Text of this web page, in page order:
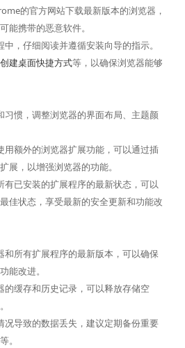
的官方网站下载最新版本的浏览器，
能携带的恶意软件。
，仔细阅读并遵循安装向导的指示。
创建桌面快捷方式等，以确保浏览器能够
习惯，调整浏览器的界面布局、主题颜
用额外的浏览器扩展功能，可以通过插
展，以增强浏览器的功能。
有已安装的扩展程序的最新状态，可以
佳状态，享受最新的安全更新和功能改
和所有扩展程序的最新版本，可以确保
能改进。
的缓存和历史记录，可以释放存储空
况导致的数据丢失，建议定期备份重要
。